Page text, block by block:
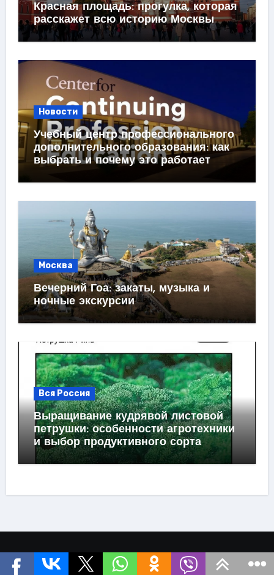
Красная площадь: прогулка, которая
расскажет всю историю Москвы
Новости
Учебный центр профессионального
дополнительного образования: как
выбрать и почему это работает
Москва
Вечерний Гоа: закаты, музыка и
ночные экскурсии
Вся Россия
Выращивание кудрявой листовой
петрушки: особенности агротехники
и выбор продуктивного сорта
Странствие.com